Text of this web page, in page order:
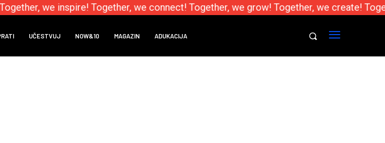
we inspire! Together, we connect! Together, we grow! Together, we create!
UČESTVUJ NOW&10 MAGAZIN ADUKACIJA